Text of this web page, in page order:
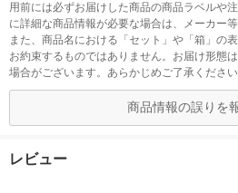
用前には必ずお届けした商品の商品ラベルや
に詳細な商品情報が必要な場合は、メーカー
また、商品名における「セット」や「箱」の
お約束するものではありません。お届け形態
場合がございます。あらかじめご了承ください
商品情報の誤りを
レビュー